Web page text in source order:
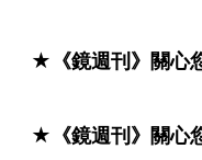
★《鏡週刊》關心
★《鏡週刊》關心